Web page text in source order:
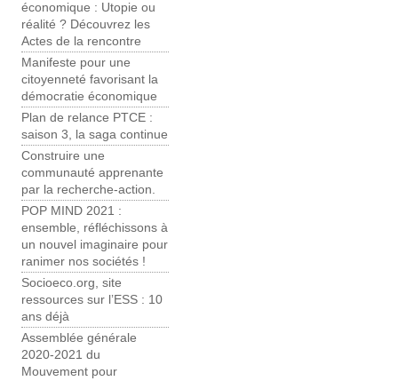
économique : Utopie ou
réalité ? Découvrez les
Actes de la rencontre
Manifeste pour une
citoyenneté favorisant la
démocratie économique
Plan de relance PTCE :
saison 3, la saga continue
Construire une
communauté apprenante
par la recherche-action.
POP MIND 2021 :
ensemble, réfléchissons à
un nouvel imaginaire pour
ranimer nos sociétés !
Socioeco.org, site
ressources sur l’ESS : 10
ans déjà
Assemblée générale
2020-2021 du
Mouvement pour